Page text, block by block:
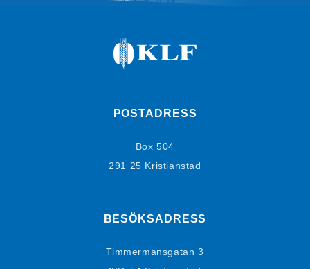
POSTADRESS
Box 504
291 25 Kristianstad
BESÖKSADRESS
Timmermansgatan 3